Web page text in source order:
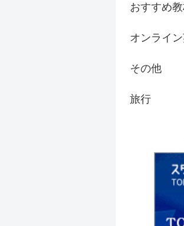
おすすめ
オンライ
その他
旅行